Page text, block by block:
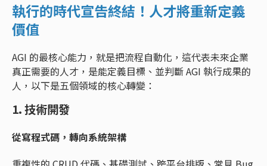
執行的時代宣告終結！人才將重新定義
價值
AGI 的最核心能力，就是把流程自動化，這代表未來企業
真正需要的人才，是能定義目標、並判斷 AGI 執行成果的
人，以下是五個領域的核心轉變：
1. 技術開發
從寫程式碼，轉向系統架構